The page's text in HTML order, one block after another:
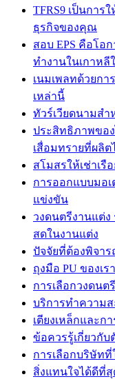
TFRS9 เป็นกา
ธุรกิจของคุณ
สอบ EPS คือโอ
ทำงานในเกาหลี
เนมเพลทด้วยกา
เหล่านี้
ทัวร์เวียดนามส
ประสิทธิภาพขอ
เสื่อมทรายที่ผลิต
สโมสรให้เช่าเ
การออกแบบมอ
แข่งขัน
วงดนตรีงานแต่
สดในงานแต่ง
ปัจจัยที่ต้องพิจา
ถุงมือ PU ของเ
การเลือกวงดน
บริการทำความ
เตียงเหล็กและ
ข้อควรรู้เกี่ยวกับ
การเลือกบริษัท
สิ่งแทนใจได้ดีที่